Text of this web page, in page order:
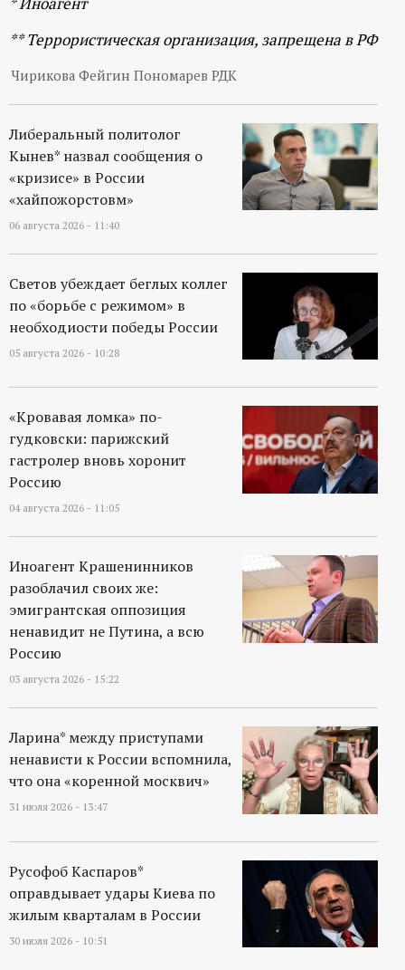
** Террористическая организация, запрещена в РФ
Чирикова Фейгин Пономарев РДК
Либеральный политолог
Кынев* назвал сообщения о
«кризисе» в России
«хайпожорстовм»
06 августа 2026 - 11:40
Светов убеждает беглых коллег
по «борьбе с режимом» в
необходиости победы России
05 августа 2026 - 10:28
«Кровавая ломка» по-
гудковски: парижский
гастролер вновь хоронит
Россию
04 августа 2026 - 11:05
Иноагент Крашенинников
разоблачил своих же:
эмигрантская оппозиция
ненавидит не Путина, а всю
Россию
03 августа 2026 - 15:22
Ларина* между приступами
ненависти к России вспомнила,
что она «коренной москвич»
31 июля 2026 - 13:47
Русофоб Каспаров*
оправдывает удары Киева по
жилым кварталам в России
30 июля 2026 - 10:51